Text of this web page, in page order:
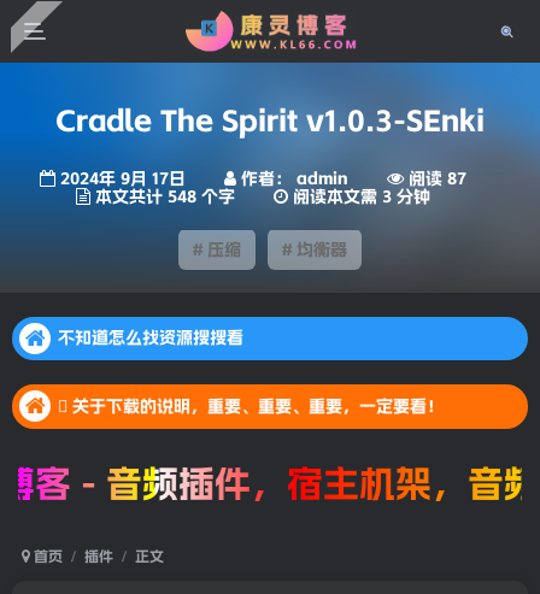
Cradle The Spirit v1.0.3-SEnki
2024年 9月 17日 作者： admin
阅读 87
本文共计 548 个字
阅读本文需 3 分钟
# 压缩
# 均衡器
不知道怎么找资源搜搜看
 关于下载的说明，重要、重要、重要，一定要看！
 关于下载的说明，重要、重要、重要，一定要看！
- 音频插件，宿主机架，音频
首页 插件 正文